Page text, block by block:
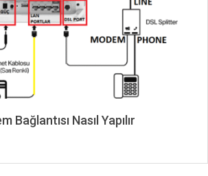
Bağlantısı Nasıl Yapılır